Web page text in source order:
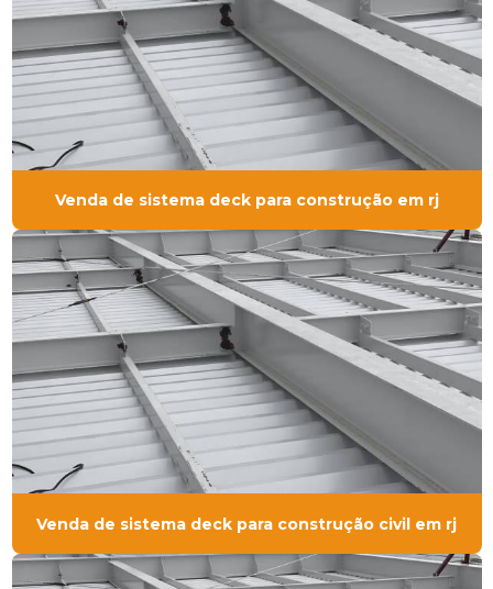
Venda de sistema deck para construção em rj
Venda de sistema deck para construção civil em rj